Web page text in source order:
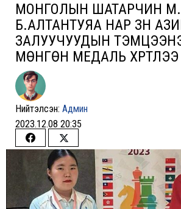
МОНГОЛЫН ШАТАРЧИН
Б.АЛТАНТУЯА НАР ЗҮҮН
ЗАЛУУЧУУДЫН
МӨНГӨН МЕДАЛЬ ХҮРТЛЭЭ
Нийтэлсэн: Админ
2023.12.08 20:35
Share
Facebook
Share
on
Twitter